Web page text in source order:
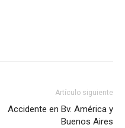
Artículo siguiente
Accidente en Bv. América y
Buenos Aires